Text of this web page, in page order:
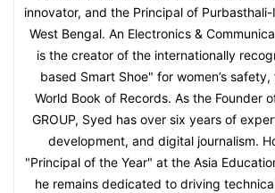
innovator, and the Principal of
West Bengal. An Electronics &
is the creator of the internationally
based Smart Shoe" for women’s
World Book of Records. As the Founder
GROUP, Syed has over six years of
development, and digital journalism.
"Principal of the Year" at the Asia
he remains dedicated to driving